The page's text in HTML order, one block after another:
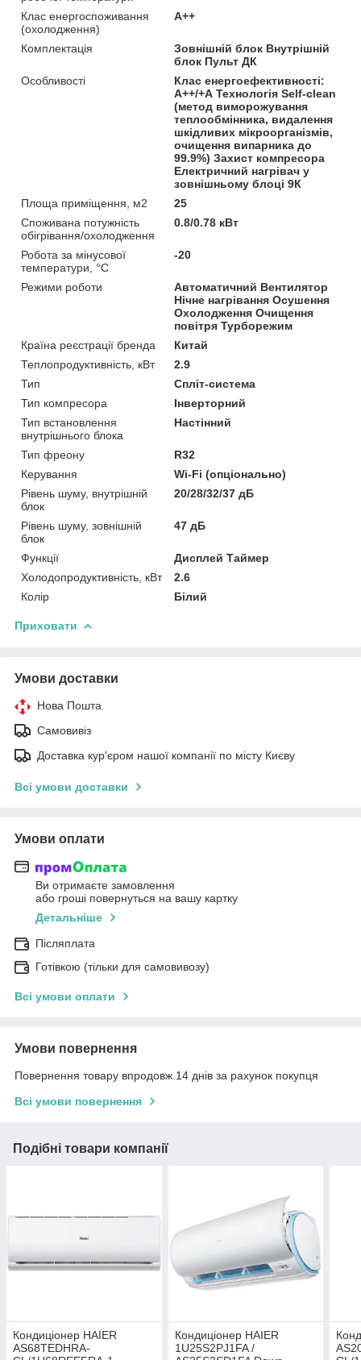
Клас енергоспоживання
(охолодження)
A++
Комплектація
Зовнішній блок Внутрішній
блок Пульт ДК
Особливості
Клас енергоефективності:
А++/+А Технологія Self-clean
(метод виморожування
теплообмінника, видалення
шкідливих мікроорганізмів,
очищення випарника до
99.9%) Захист компресора
Електричний нагрівач у
зовнішньому блоці 9К
Площа приміщення, м2
25
Споживана потужність
обігрівання/охолодження
0.8/0.78 кВт
Робота за мінусової
температури, °C
-20
Режими роботи
Автоматичний Вентилятор
Нічне нагрівання Осушення
Охолодження Очищення
повітря Турборежим
Країна реєстрації бренда
Китай
Теплопродуктивність, кВт
2.9
Тип
Спліт-система
Тип компресора
Інверторний
Тип встановлення
внутрішнього блока
Настінний
Тип фреону
R32
Керування
Wi-Fi (опціонально)
Рівень шуму, внутрішній
блок
20/28/32/37 дБ
Рівень шуму, зовнішній
блок
47 дБ
Функції
Дисплей Таймер
Холодопродуктивність, кВт
2.6
Колір
Білий
Приховати
Умови доставки
Нова Пошта
Самовивіз
Доставка кур'єром нашої компанії по місту Києву
Всі умови доставки
Умови оплати
Ви отримаєте замовлення
або гроші повернуться на вашу картку
Детальніше
Післяплата
Готівкою (тільки для самовивозу)
Всі умови оплати
Умови повернення
Повернення товару впродовж 14 днів за рахунок покупця
Всі умови повернення
Подібні товари компанії
Кондиціонер HAIER
AS68TEDHRA-
Кондиціонер HAIER
1U25S2PJ1FA /